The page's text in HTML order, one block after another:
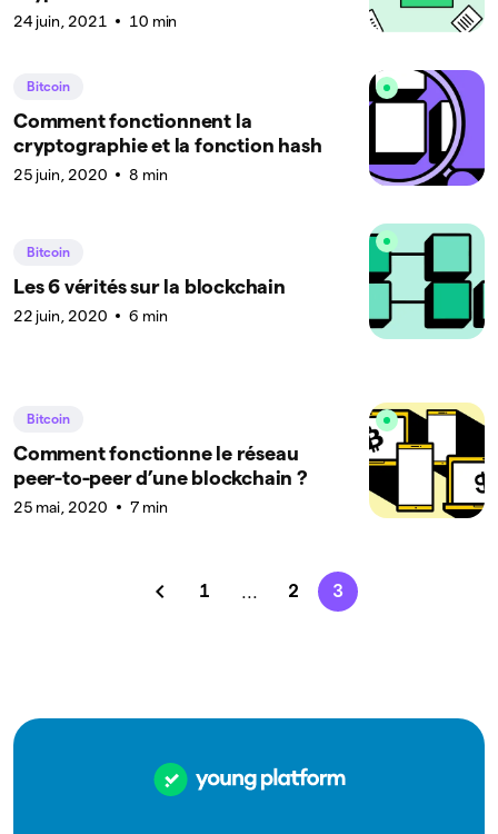
24 juin, 2021 10 min
Bitcoin
Comment fonctionnent la
cryptographie et la fonction hash
25 juin, 2020 8 min
Bitcoin
Les 6 vérités sur la blockchain
22 juin, 2020 6 min
Bitcoin
Comment fonctionne le réseau
peer-to-peer d’une blockchain ?
25 mai, 2020 7 min
1 ... 2 3